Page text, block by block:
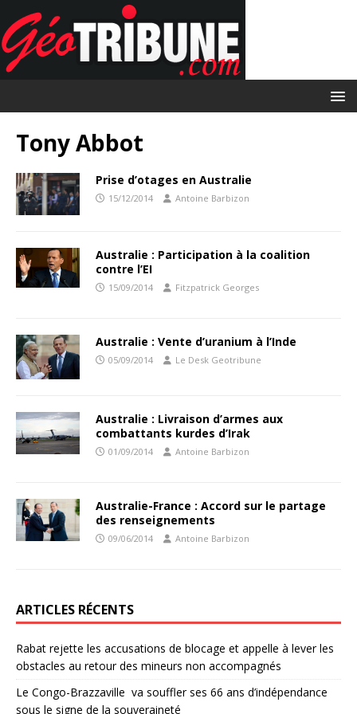
Tony Abbot
Prise d’otages en Australie
15/12/2014 Antoine Barbizon
Australie : Participation à la coalition
contre l’EI
15/09/2014 Fitzpatrick Georges
Australie : Vente d’uranium à l’Inde
05/09/2014 Le Desk Geotribune
Australie : Livraison d’armes aux
combattants kurdes d’Irak
01/09/2014 Antoine Barbizon
Australie-France : Accord sur le partage
des renseignements
09/06/2014 Antoine Barbizon
ARTICLES RÉCENTS
Rabat rejette les accusations de blocage et appelle à lever les
obstacles au retour des mineurs non accompagnés
Le Congo-Brazzaville va souffler ses 66 ans d’indépendance
sous le signe de la souveraineté